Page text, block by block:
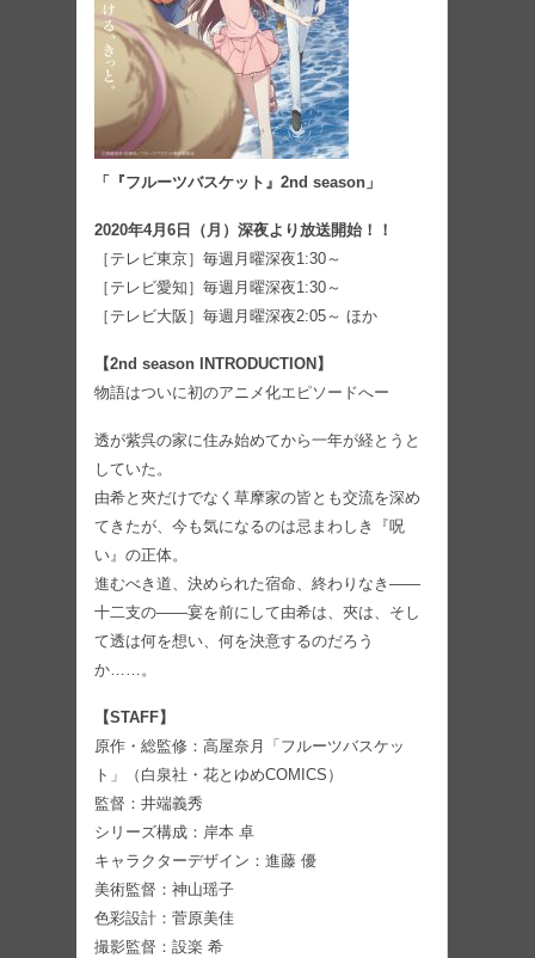
「『フルーツバスケット』2nd season」
2020年4月6日（月）深夜より放送開始！！
［テレビ東京］毎週月曜深夜1:30～
［テレビ愛知］毎週月曜深夜1:30～
［テレビ大阪］毎週月曜深夜2:05～ ほか
【2nd season INTRODUCTION】
物語はついに初のアニメ化エピソードへー
透が紫呉の家に住み始めてから一年が経とうと
していた。
由希と夾だけでなく草摩家の皆とも交流を深め
てきたが、今も気になるのは忌まわしき『呪
い』の正体。
進むべき道、決められた宿命、終わりなき――
十二支の――宴を前にして由希は、夾は、そし
て透は何を想い、何を決意するのだろう
か……。
【STAFF】
原作・総監修：高屋奈月「フルーツバスケッ
ト」（白泉社・花とゆめCOMICS）
監督：井端義秀
シリーズ構成：岸本 卓
キャラクターデザイン：進藤 優
美術監督：神山瑶子
色彩設計：菅原美佳
撮影監督：設楽 希